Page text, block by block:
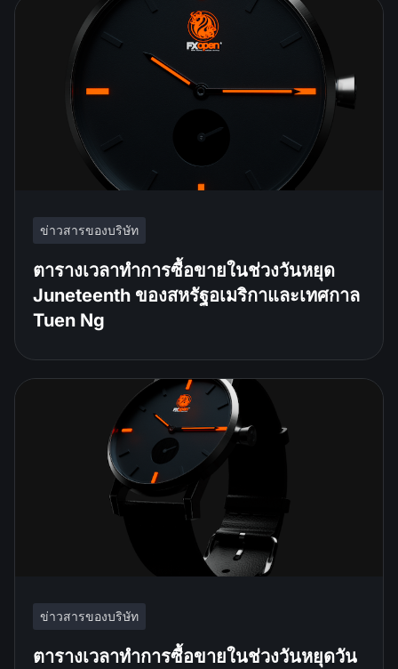
ข่าวสารของบริษัท
ตารางเวลาทำการซื้อขายในช่วงวันหยุด
Juneteenth ของสหรัฐอเมริกาและเทศกาล
Tuen Ng
ข่าวสารของบริษัท
ตารางเวลาทำการซื้อขายในช่วงวันหยุดวัน